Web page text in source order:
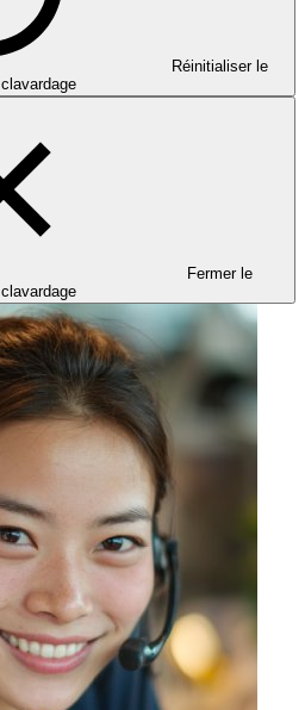
Réinitialiser le
clavardage
Fermer le
clavardage